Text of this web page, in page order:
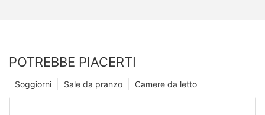
POTREBBE PIACERTI
Camere da letto
Sale da pranzo
Soggiorni